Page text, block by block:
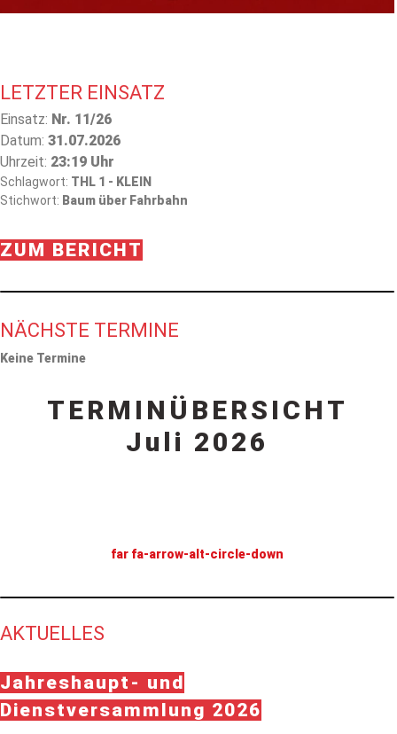
LETZTER EINSATZ
Einsatz: Nr. 11/26
Datum: 31.07.2026
Uhrzeit: 23:19 Uhr
Schlagwort: THL 1 - KLEIN
Stichwort: Baum über Fahrbahn
ZUM BERICHT
NÄCHSTE TERMINE
Keine Termine
TERMINÜBERSICHT
Juli 2026
far fa-arrow-alt-circle-down
AKTUELLES
Jahreshaupt- und
Dienstversammlung 2026